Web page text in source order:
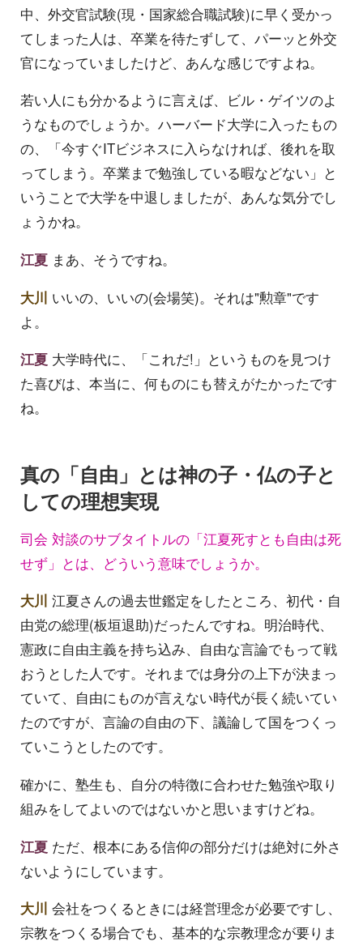
中、外交官試験(現・国家総合職試験)に早く受かっ
てしまった人は、卒業を待たずして、パーッと外交
官になっていましたけど、あんな感じですよね。
若い人にも分かるように言えば、ビル・ゲイツのよ
うなものでしょうか。ハーバード大学に入ったもの
の、「今すぐITビジネスに入らなければ、後れを取
ってしまう。卒業まで勉強している暇などない」と
いうことで大学を中退しましたが、あんな気分でし
ょうかね。
江夏 まあ、そうですね。
大川 いいの、いいの(会場笑)。それは"勲章"です
よ。
江夏 大学時代に、「これだ!」というものを見つけ
た喜びは、本当に、何ものにも替えがたかったです
ね。
真の「自由」とは神の子・仏の子と
しての理想実現
司会 対談のサブタイトルの「江夏死すとも自由は死
せず」とは、どういう意味でしょうか。
大川 江夏さんの過去世鑑定をしたところ、初代・自
由党の総理(板垣退助)だったんですね。明治時代、
憲政に自由主義を持ち込み、自由な言論でもって戦
おうとした人です。それまでは身分の上下が決まっ
ていて、自由にものが言えない時代が長く続いてい
たのですが、言論の自由の下、議論して国をつくっ
ていこうとしたのです。
確かに、塾生も、自分の特徴に合わせた勉強や取り
組みをしてよいのではないかと思いますけどね。
江夏 ただ、根本にある信仰の部分だけは絶対に外さ
ないようにしています。
大川 会社をつくるときには経営理念が必要ですし、
宗教をつくる場合でも、基本的な宗教理念が要りま